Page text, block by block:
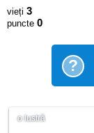
vieți 3
puncte 0
?
o lustră